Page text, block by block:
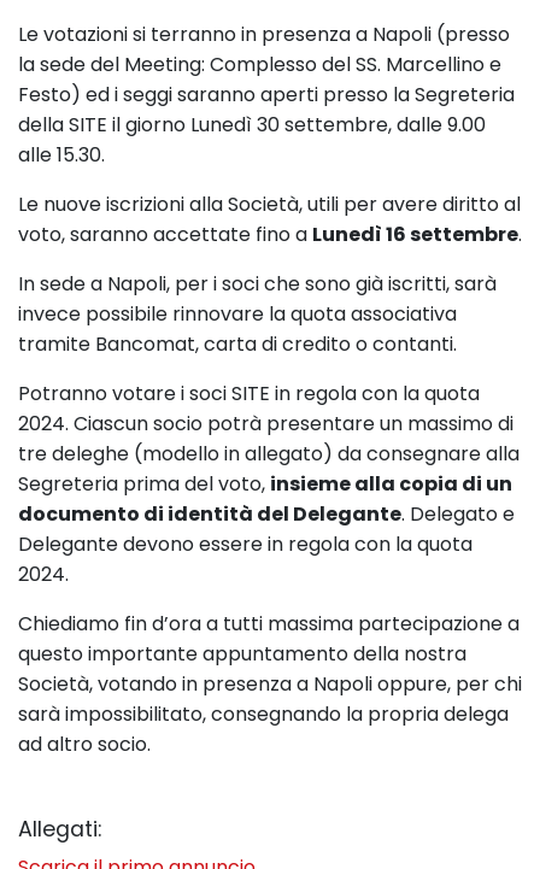
Le votazioni si terranno in presenza a Napoli (presso
la sede del Meeting: Complesso del SS. Marcellino e
Festo) ed i seggi saranno aperti presso la Segreteria
della SITE il giorno Lunedì 30 settembre, dalle 9.00
alle 15.30.
Le nuove iscrizioni alla Società, utili per avere diritto al
voto, saranno accettate fino a Lunedì 16 settembre.
In sede a Napoli, per i soci che sono già iscritti, sarà
invece possibile rinnovare la quota associativa
tramite Bancomat, carta di credito o contanti.
Potranno votare i soci SITE in regola con la quota
2024. Ciascun socio potrà presentare un massimo di
tre deleghe (modello in allegato) da consegnare alla
Segreteria prima del voto, insieme alla copia di un
documento di identità del Delegante. Delegato e
Delegante devono essere in regola con la quota
2024.
Chiediamo fin d’ora a tutti massima partecipazione a
questo importante appuntamento della nostra
Società, votando in presenza a Napoli oppure, per chi
sarà impossibilitato, consegnando la propria delega
ad altro socio.
Allegati: